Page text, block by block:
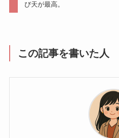
び天が最高。
この記事を書いた人